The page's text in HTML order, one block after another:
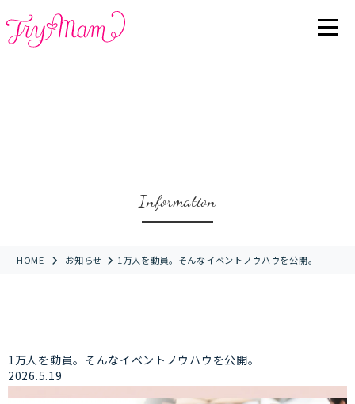
Information
HOME お知らせ 1万人を動員。そんなイベントノウハウを公開。
1万人を動員。そんなイベントノウハウを公開。
2026.5.19